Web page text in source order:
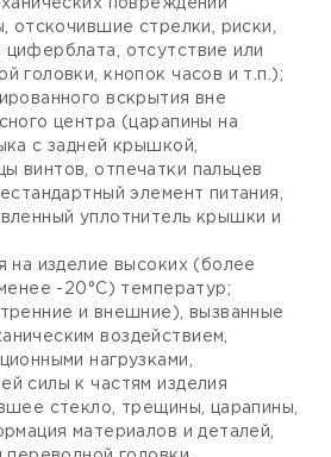
повреждений
отскочившие стрелки, риски,
отсутствие или
головки, кнопок часов и т.п.);
вскрытия вне
центра (царапины на
с задней крышкой,
винтов, отпечатки пальцев
элемент питания,
уплотнитель крышки и
на изделие высоких (более
-20°С) температур;
и внешние), вызванные
воздействием,
нагрузками,
силы к частям изделия
стекло, трещины, царапины,
материалов и деталей,